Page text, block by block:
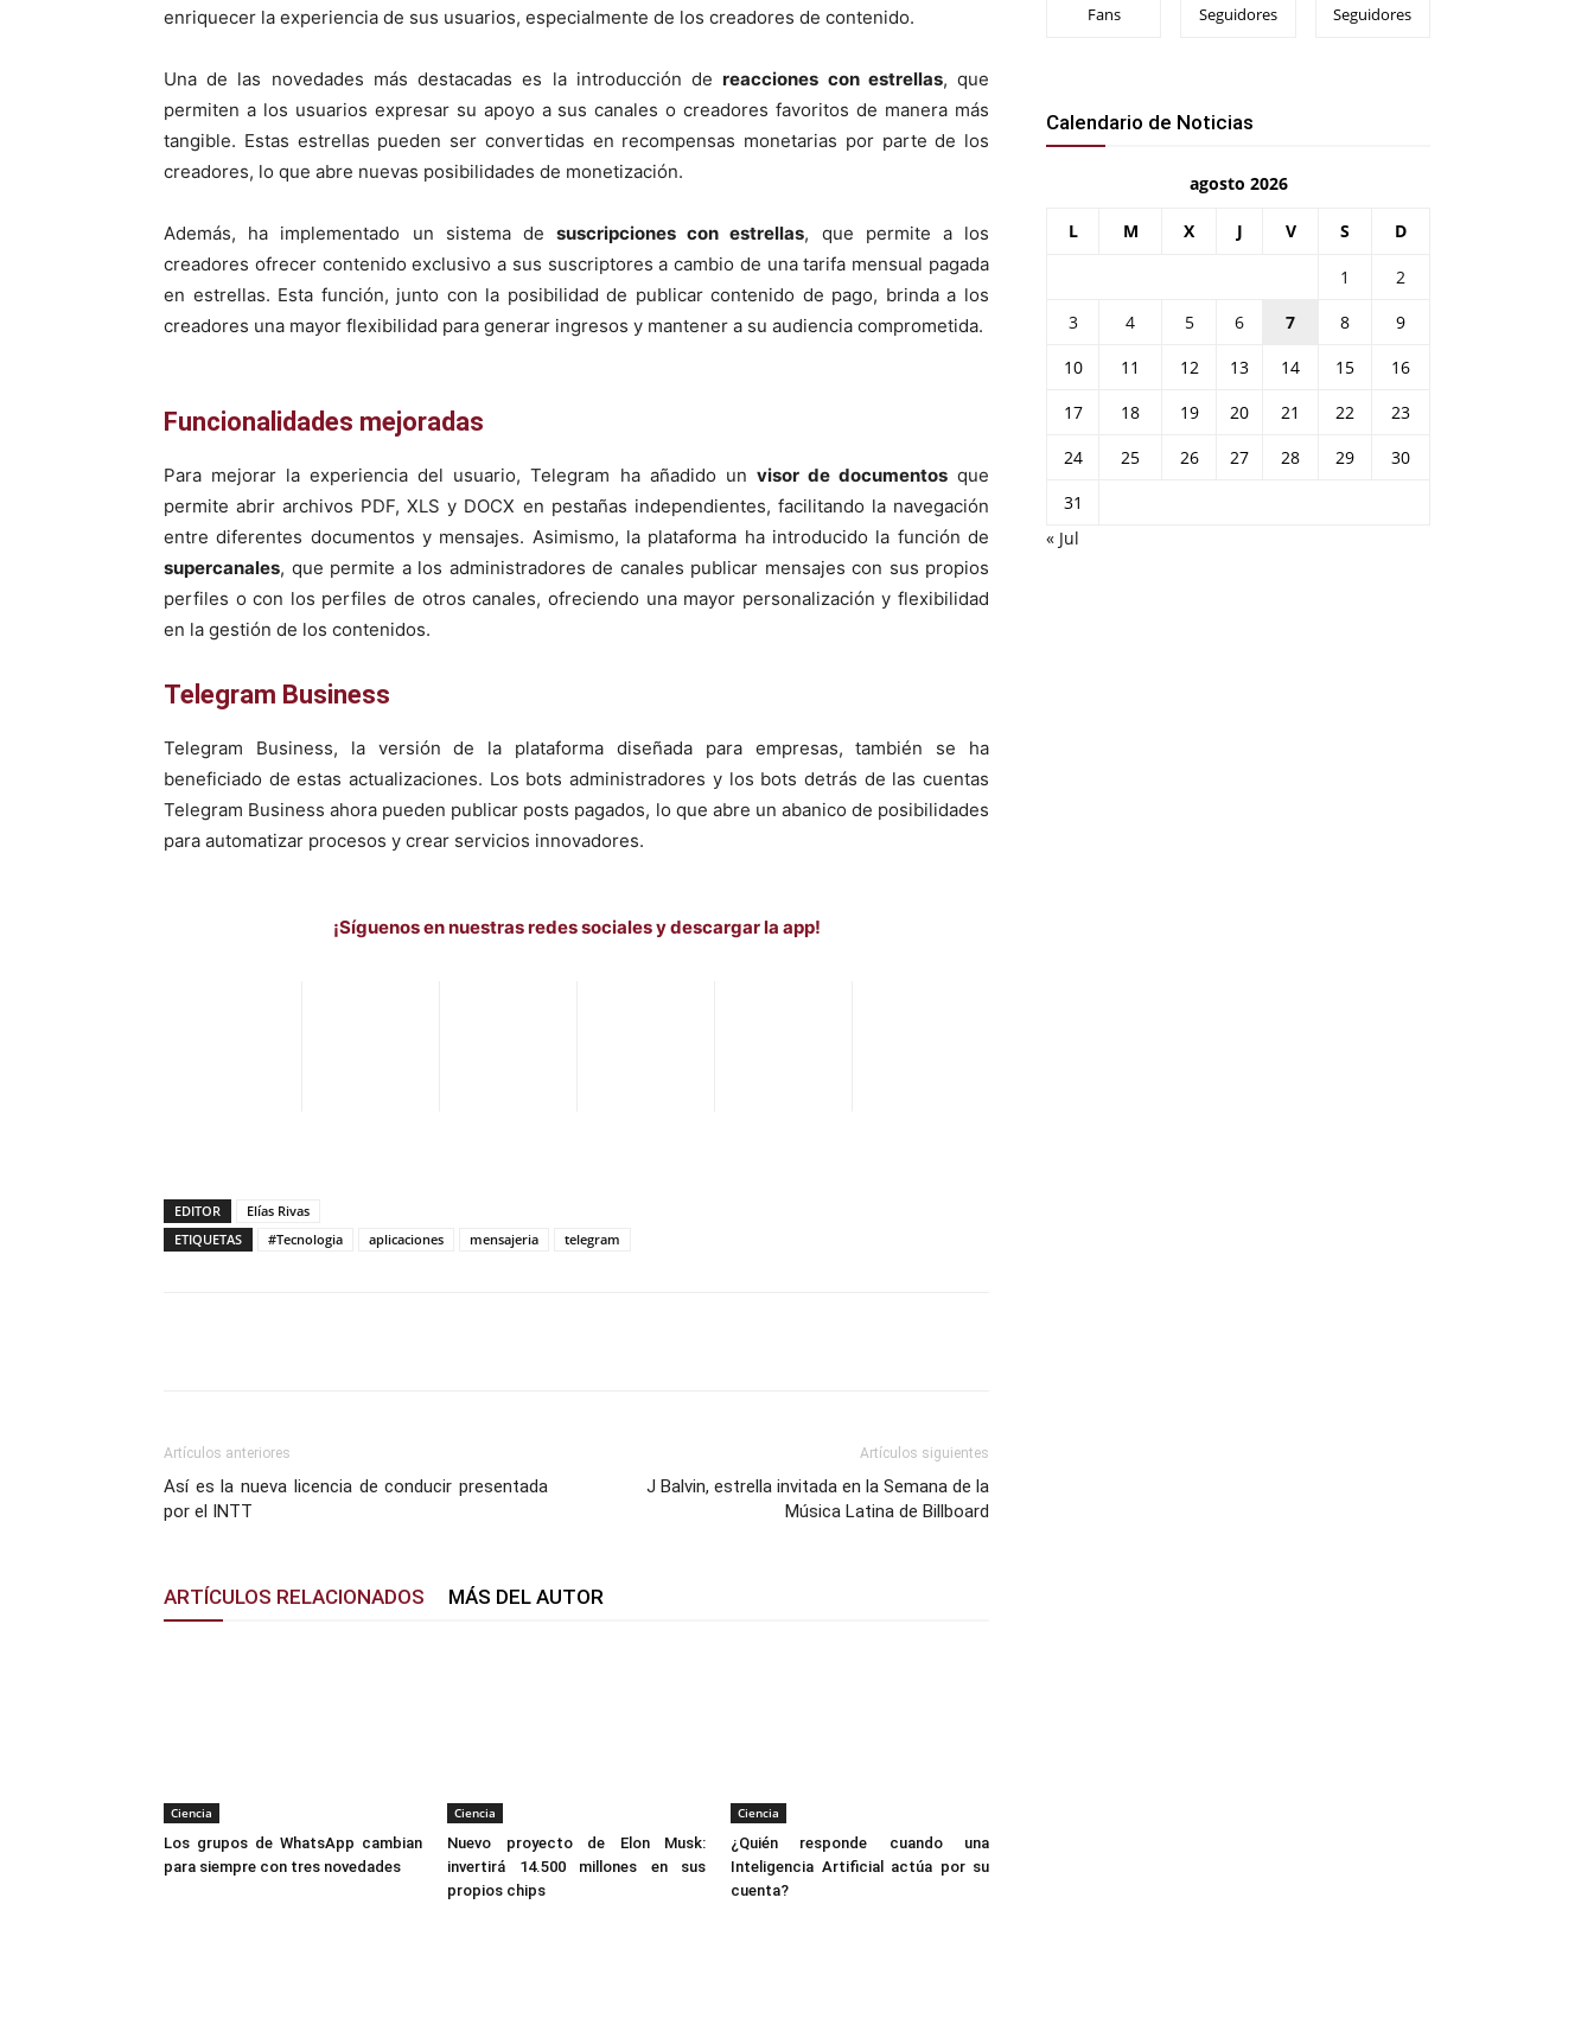
enriquecer la experiencia de sus usuarios, especialmente de los creadores de contenido.
Una de las novedades más destacadas es la introducción dereacciones con estrellas, que
permiten a los usuarios expresar su apoyo a sus canales o creadores favoritos de manera más
tangible. Estas estrellas pueden ser convertidas en recompensas monetarias por parte de los
creadores, lo que abre nuevas posibilidades de monetización.
Además, ha implementado un sistema de suscripciones con estrellas, que permite a los
creadores ofrecer contenido exclusivo a sus suscriptores a cambio de una tarifa mensual pagada
en estrellas. Esta función, junto con la posibilidad de publicar contenido de pago, brinda a los
creadores una mayor flexibilidad para generar ingresos y mantener a su audiencia comprometida.
Funcionalidades mejoradas
Para mejorar la experiencia del usuario, Telegram ha añadido un visor de documentosque
permite abrir archivos PDF, XLS y DOCX en pestañas independientes, facilitando la navegación
entre diferentes documentos y mensajes. Asimismo, la plataforma ha introducido la función de
supercanales, que permite a los administradores de canales publicar mensajes con sus propios
perfiles o con los perfiles de otros canales, ofreciendo una mayor personalización y flexibilidad
en la gestión de los contenidos.
Telegram Business
Telegram Business, la versión de la plataforma diseñada para empresas, también se ha
beneficiado de estas actualizaciones. Los bots administradores y los bots detrás de las cuentas
Telegram Business ahora pueden publicar posts pagados, lo que abre un abanico de posibilidades
para automatizar procesos y crear servicios innovadores.
¡Síguenos en nuestras redes sociales y descargar la app!
EDITOR
Elías Rivas
ETIQUETAS
#Tecnologia aplicaciones mensajeria telegram
Artículos anteriores
Así es la nueva licencia de conducir presentada
por el INTT
Artículos siguientes
J Balvin, estrella invitada en la Semana de la
Música Latina de Billboard
ARTÍCULOS RELACIONADOS MÁS DEL AUTOR
Ciencia
Los grupos de WhatsApp cambian
para siempre con tres novedades
Ciencia
Nuevo proyecto de Elon Musk:
invertirá 14.500 millones en sus
propios chips
Ciencia
¿Quién responde cuando una
Inteligencia Artificial actúa por su
cuenta?
Fans Seguidores Seguidores
Calendario de Noticias
agosto 2026
L M X J V S D
1
2
3
4 5 6 7 8
9
10
11 12 13 14 15
16
17
18 19 20 21 22
23
24
25 26 27 28 29
30
31
« Jul